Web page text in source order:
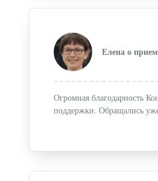
Елена о
Огромная благодарность
поддержки. Обращались